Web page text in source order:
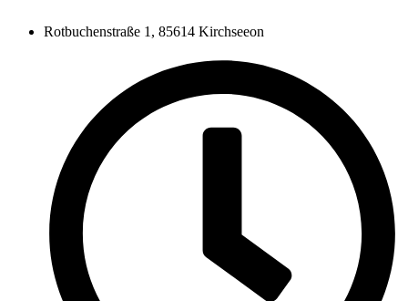
Rotbuchenstraße 1, 85614 Kirchseeon